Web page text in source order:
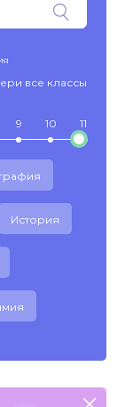
все классы
9 10 11
История